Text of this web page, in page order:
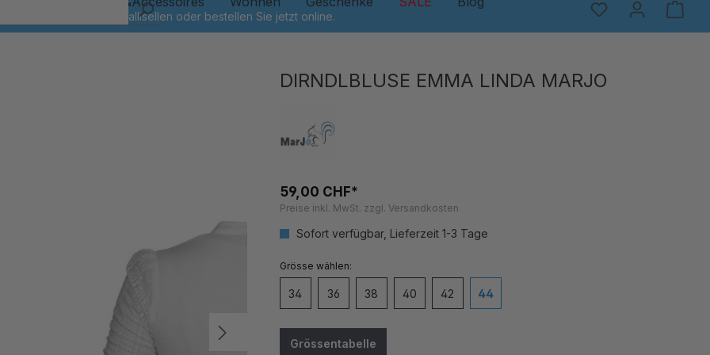
DIRNDLBLUSE EMMA LINDA MARJO
59,00 CHF*
Preise inkl. MwSt. zzgl. Versandkosten
Sofort verfügbar, Lieferzeit 1-3 Tage
Grösseauswählen
34 36 38 40 42 44
Grössentabelle